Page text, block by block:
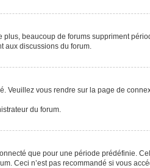
beaucoup de forums suppriment
aux discussions du forum.
vous rendre sur la page de
du forum.
que pour une période prédéfinie.
Ceci n’est pas recommandé si vous